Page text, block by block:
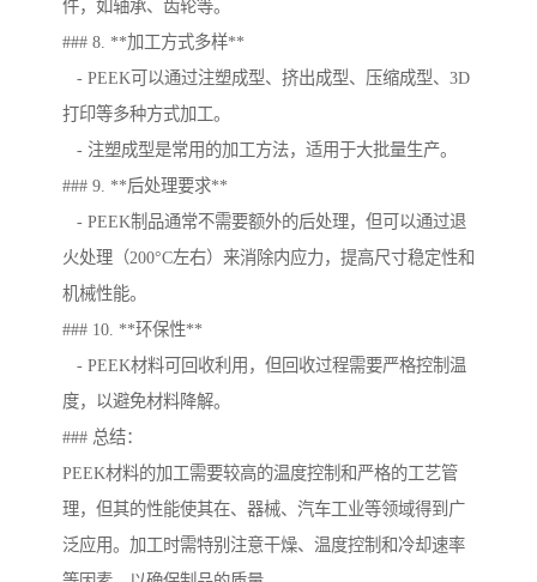
件，如轴承、齿轮等。
### 8. **加工方式多样**
- PEEK可以通过注塑成型、挤出成型、压缩成型、3D
打印等多种方式加工。
- 注塑成型是常用的加工方法，适用于大批量生产。
### 9. **后处理要求**
- PEEK制品通常不需要额外的后处理，但可以通过退
火处理（200°C左右）来消除内应力，提高尺寸稳定性和
机械性能。
### 10. **环保性**
- PEEK材料可回收利用，但回收过程需要严格控制温
度，以避免材料降解。
### 总结：
PEEK材料的加工需要较高的温度控制和严格的工艺管
理，但其的性能使其在、器械、汽车工业等领域得到广
泛应用。加工时需特别注意干燥、温度控制和冷却速率